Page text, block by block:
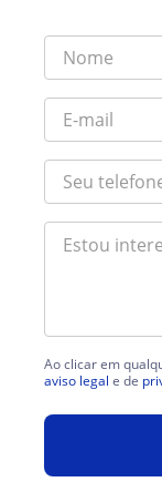
Ao clicar em
aviso legal e de